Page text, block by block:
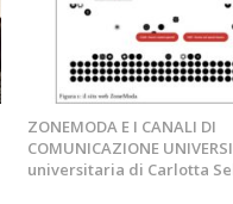
ZONEMODA E I CANALI DI
COMUNICAZIONE
universitaria di Carlotta